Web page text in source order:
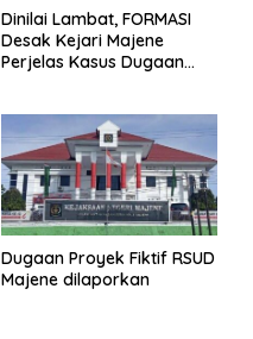
Dinilai Lambat, FORMASI
Desak Kejari Majene
Perjelas Kasus Dugaan
Dugaan Proyek Fiktif RSUD
Majene dilaporkan